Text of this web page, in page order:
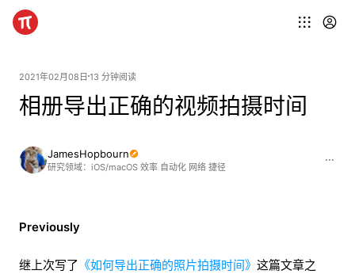
2021年02月08日 13 分钟阅读
相册导出正确的视频拍摄时间
JamesHopbourn
研究领域：iOS/macOS 效率 自动化 网络 捷径
Previously
继上次写了 《如何导出正确的照片拍摄时间》 这篇文章之